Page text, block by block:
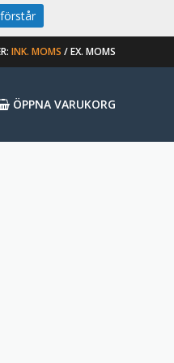
INK. MOMS /EX. MOMS
ÖPPNA VARUKORG
förstår